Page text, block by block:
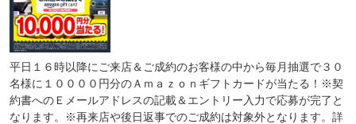
平日１６時以降にご来店＆ご成約のお客様の中から毎月抽選で３０
名様に１００００円分のＡｍａｚｏｎギフトカードが当たる！※契
約書へのＥメールアドレスの記載＆エントリー入力で応募が完了と
なります。※再来店や後日返事でのご成約は対象外となります。詳